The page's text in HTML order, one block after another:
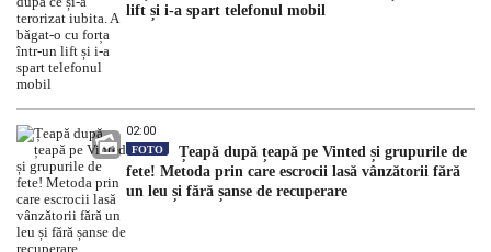
lift și i-a spart telefonul mobil
02:00
FOTO
Țeapă după țeapă pe Vinted și grupurile de
fete! Metoda prin care escrocii lasă vânzătorii fără
un leu și fără șanse de recuperare